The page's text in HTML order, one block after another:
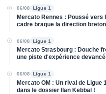
06/08 Ligue 1
Mercato Rennes : Poussé vers
cadre braque la direction
06/08 Ligue 1
Mercato Strasbourg : Douche
une piste d'expérience
06/08 Ligue 1
Mercato OM : Un rival de Ligue
dans le dossier Ilan Kebbal !